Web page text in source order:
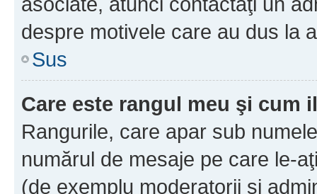
despre motivele care au dus la
Sus
Care este rangul meu şi cum
Rangurile, care apar sub
numărul de mesaje pe care le-
(de exemplu moderatorii şi